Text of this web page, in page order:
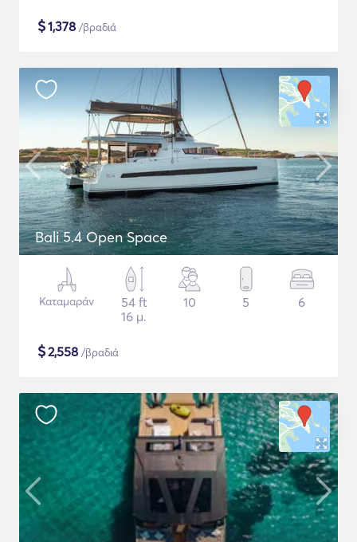
$1,378 /βραδιά
Bali 5.4 Open Space
Καταμαράν
54 ft
16 μ.
10 5 6
$2,558 /βραδιά